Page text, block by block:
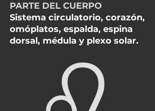
PARTE DEL CUERPO
Sistema circulatorio, corazón,
omóplatos, espalda, espina
dorsal, médula y plexo solar.